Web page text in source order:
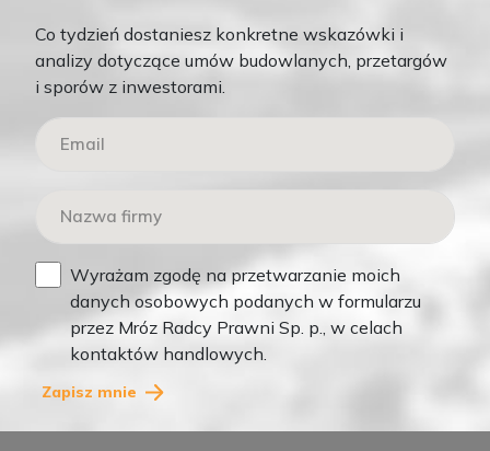
Teksty Wyróżnione
ŁUKASZ MRÓZ
Co tydzień dostaniesz konkretne wskazówki i
analizy dotyczące umów budowlanych, przetargów
i sporów z inwestorami.
Wyrażam zgodę na przetwarzanie moich
danych osobowych podanych w formularzu
przez Mróz Radcy Prawni Sp. p., w celach
kontaktów handlowych.
Zapisz mnie